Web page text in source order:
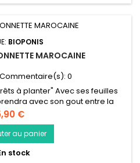
BIOPONIS
MAROCAINE
Commentaire(s): 0
à planter" Avec ses feuilles
avec son gout entre la
au maximum de son gout,
les jeunes pousses. La
principalement crue mais on
dans une soupe.
€
au panier
stock